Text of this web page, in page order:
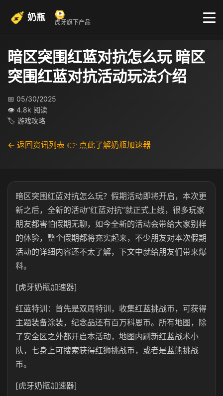
奶瓶 虎牙旗下产品
暗区突围红蓝对抗怎么玩 暗区
突围红蓝对抗活动玩法介绍
📅 05/30/2025
👁 4.8k 阅读
🏷 游戏攻略
← 返回资讯列表 👉 点此了解奶瓶加速器
暗区突围红蓝对抗怎么玩？假期活动即将开启，本次更
新之后，全新的活动”红蓝对抗”就正式上线，很多玩家
朋友都害怕假期无聊，如今全新的活动会带给大家别样
的体验，整个假期都将充实起来，不少朋友对本次假期
活动的详细内容还不太了解，下文中就给朋友们带来爆
料。
[虎牙奶瓶加速器]
红蓝特训：首先是双周特训，收集红蓝挑战币，可获得
主题装备涂装，纪念品还有百万科恩币。所有地图，除
了安全区之外都开启本活动，地图内刷新红蓝战术小
队，七身上可搜索获得红狮挑战币，或者是蓝熊挑战
币。
[虎牙奶瓶加速器]